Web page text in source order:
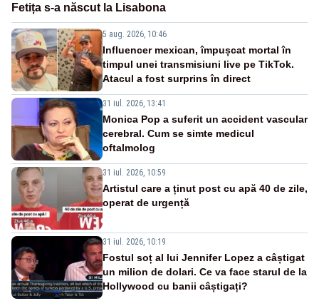
Fetița s-a născut la Lisabona
5 aug. 2026, 10:46
Influencer mexican, împușcat mortal în
timpul unei transmisiuni live pe TikTok.
Atacul a fost surprins în direct
31 iul. 2026, 13:41
Monica Pop a suferit un accident vascular
cerebral. Cum se simte medicul
oftalmolog
31 iul. 2026, 10:59
Artistul care a ținut post cu apă 40 de zile,
operat de urgență
31 iul. 2026, 10:19
Fostul soț al lui Jennifer Lopez a câștigat
un milion de dolari. Ce va face starul de la
Hollywood cu banii câștigați?